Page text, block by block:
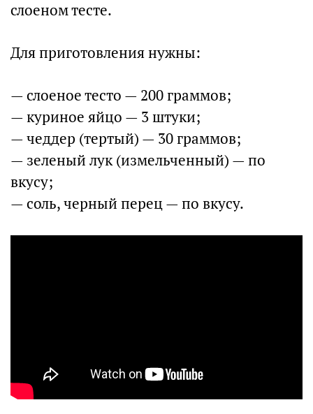
слоеном тесте.
Для приготовления нужны:
— слоеное тесто — 200 граммов;
— куриное яйцо — 3 штуки;
— чеддер (тертый) — 30 граммов;
— зеленый лук (измельченный) — по
вкусу;
— соль, черный перец — по вкусу.